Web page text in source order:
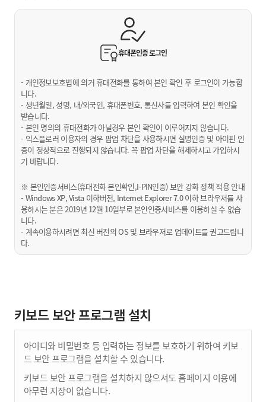
휴대폰인증로그인
- 개인정보보호법에 의거 휴대전화를 통하여 본인 확인 후 로그인이 가능합
니다.
- 생년월일, 성명, 내/외국인, 휴대폰번호, 통신사를 입력하여 본인 확인을
받습니다.
- 본인 명의의 휴대전화가 아닐경우 본인 확인이 이루어지지 않습니다.
- 익스플로러 이용자의 경우 팝업 차단을 사용하시면 실명인증 및 아이핀 인
증이 정상적으로 진행되지 않습니다. 꼭 팝업 차단을 해제하시고 가입하시
기 바랍니다.
※ 본인인증서비스(휴대전화 본인확인,I-PIN인증) 보안 강화 정책 적용 안내
- Windows XP, Vista 이하버전, Internet Explorer 7.0 이하 브라우저를 사
용하시는 분은 2019년 12월 10일부로 본인인증서비스를 이용하실 수 없습
니다.
- 계속이용하시려면 최신 버전의 OS 및 브라우저로 업데이트를 권고드립니
다.
키보드 보안 프로그램 설치
아이디와 비밀번호 등 입력하는 정보를 보호하기 위하여 키보
드 보안 프로그램을 설치할 수 있습니다.
키보드 보안 프로그램을 설치하지 않으셔도 홈페이지 이용에
아무런 지장이 없습니다.